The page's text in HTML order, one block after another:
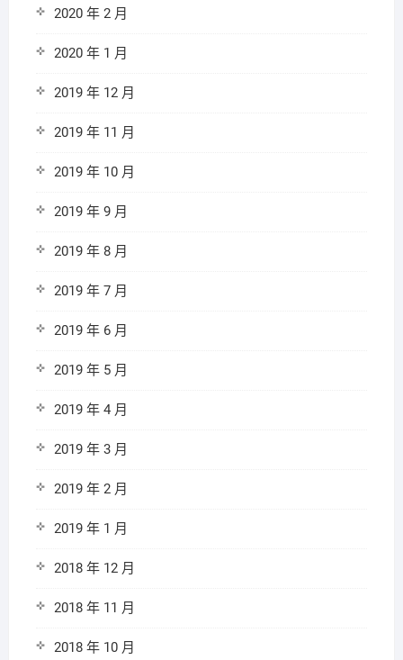
2020 年 2 月
2020 年 1 月
2019 年 12 月
2019 年 11 月
2019 年 10 月
2019 年 9 月
2019 年 8 月
2019 年 7 月
2019 年 6 月
2019 年 5 月
2019 年 4 月
2019 年 3 月
2019 年 2 月
2019 年 1 月
2018 年 12 月
2018 年 11 月
2018 年 10 月